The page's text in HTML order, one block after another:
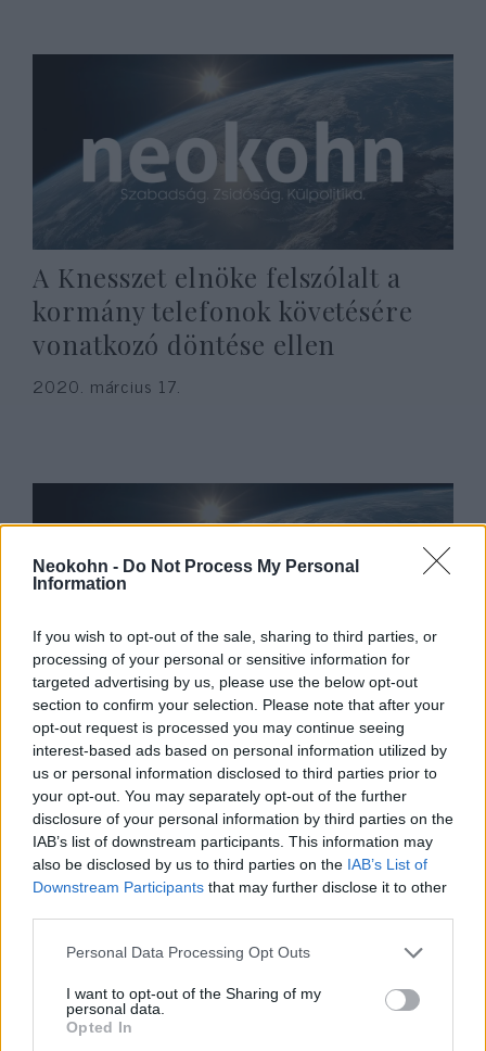
Neokohn - Do Not Process My Personal
Information
If you wish to opt-out of the sale, sharing to third parties, or
processing of your personal or sensitive information for
targeted advertising by us, please use the below opt-out
section to confirm your selection. Please note that after your
opt-out request is processed you may continue seeing
interest-based ads based on personal information utilized by
us or personal information disclosed to third parties prior to
your opt-out. You may separately opt-out of the further
disclosure of your personal information by third parties on the
IAB’s list of downstream participants. This information may
also be disclosed by us to third parties on the IAB’s List of
Downstream Participants that may further disclose it to other
Please note that this website/app uses one or more Google
not limited to your visit or usage behaviour. You may click to
grant or deny consent to Google and its third-party tags to
use your data for below specified purposes in below Google
Personal Data Processing Opt Outs
I want to opt-out of the Sharing of my
personal data.
Opted In
A Knesszet elnöke felszólalt a
kormány telefonok követésére
vonatkozó döntése ellen
2020. március 17.
A milánói zsidó közösség volt
elnöke is a koronavírus
olaszországi áldozatai között van
2020. március 17.